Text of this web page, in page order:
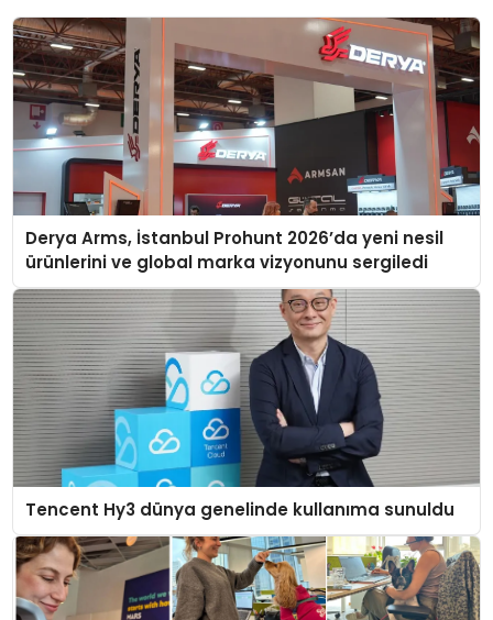
Derya Arms, İstanbul Prohunt 2026’da yeni nesil
ürünlerini ve global marka vizyonunu sergiledi
Tencent Hy3 dünya genelinde kullanıma sunuldu